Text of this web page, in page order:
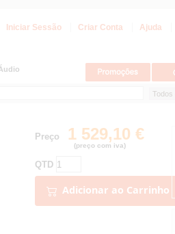
Iniciar Sessão Criar Conta Ajuda
Preço 1 529,10 €
(preço com iva)
QTD
Adicionar ao Carrinho